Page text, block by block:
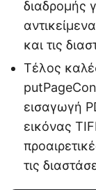
διαδρομής
και τις
Τέλος
εισαγωγή
εικόνας
τις